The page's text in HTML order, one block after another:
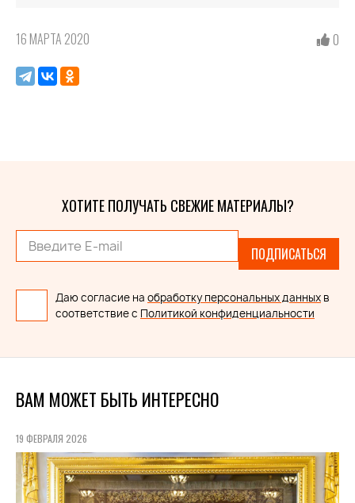
16 МАРТА 2020 0
ХОТИТЕ ПОЛУЧАТЬ СВЕЖИЕ МАТЕРИАЛЫ?
ПОДПИСАТЬСЯ
Даю согласие на обработку персональных данных в
соответствие с Политикой конфиденциальности
ВАМ МОЖЕТ БЫТЬ ИНТЕРЕСНО
19 ФЕВРАЛЯ 2026